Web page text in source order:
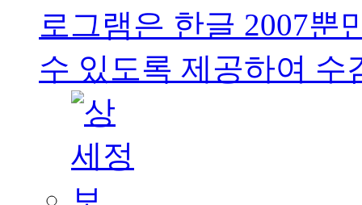
로그램은 한글 2007뿐
수 있도록 제공하여 수